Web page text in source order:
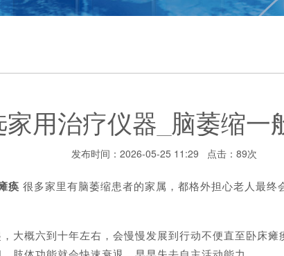
用治疗仪器_脑萎缩一
发布时间：2026-05-25 11:29 点击：89次
痪 很多家里有脑萎缩患者的家属，都格外担心老人最
概六到十年左右，会慢慢发展到行动不便直至卧床瘫